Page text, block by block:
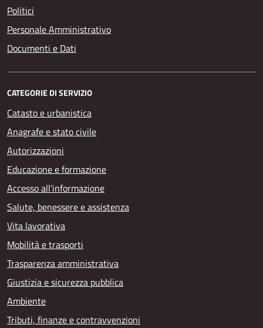
Politici
Personale Amministrativo
Documenti e Dati
CATEGORIE DI SERVIZIO
Catasto e urbanistica
Anagrafe e stato civile
Autorizzazioni
Educazione e formazione
Accesso all'informazione
Salute, benessere e assistenza
Vita lavorativa
Mobilità e trasporti
Trasparenza amministrativa
Giustizia e sicurezza pubblica
Ambiente
Tributi, finanze e contravvenzioni